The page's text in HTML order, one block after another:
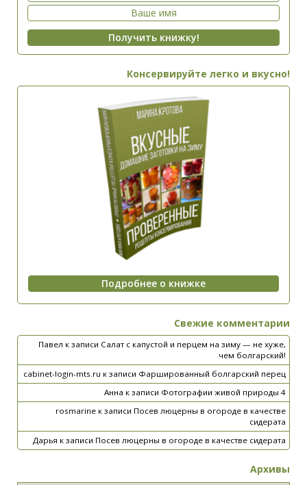
Консервируйте легко и вкусно!
Свежие комментарии
Павел к записи Салат с капустой и перцем на зиму — не хуже,
чем болгарский!
cabinet-login-mts.ru к записи Фаршированный болгарский перец
Анна к записи Фотографии живой природы 4
rosmarine к записи Посев люцерны в огороде в качестве
сидерата
Дарья к записи Посев люцерны в огороде в качестве сидерата
Архивы